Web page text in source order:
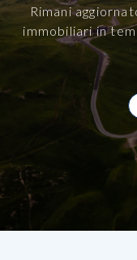
Rimani
immobiliari in